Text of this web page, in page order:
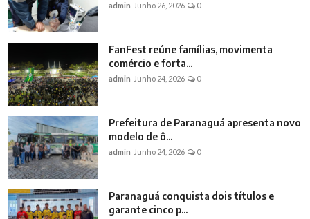
admin Junho 26, 2026 0
FanFest reúne famílias, movimenta
comércio e forta...
admin Junho 24, 2026 0
Prefeitura de Paranaguá apresenta novo
modelo de ô...
admin Junho 24, 2026 0
Paranaguá conquista dois títulos e
garante cinco p...